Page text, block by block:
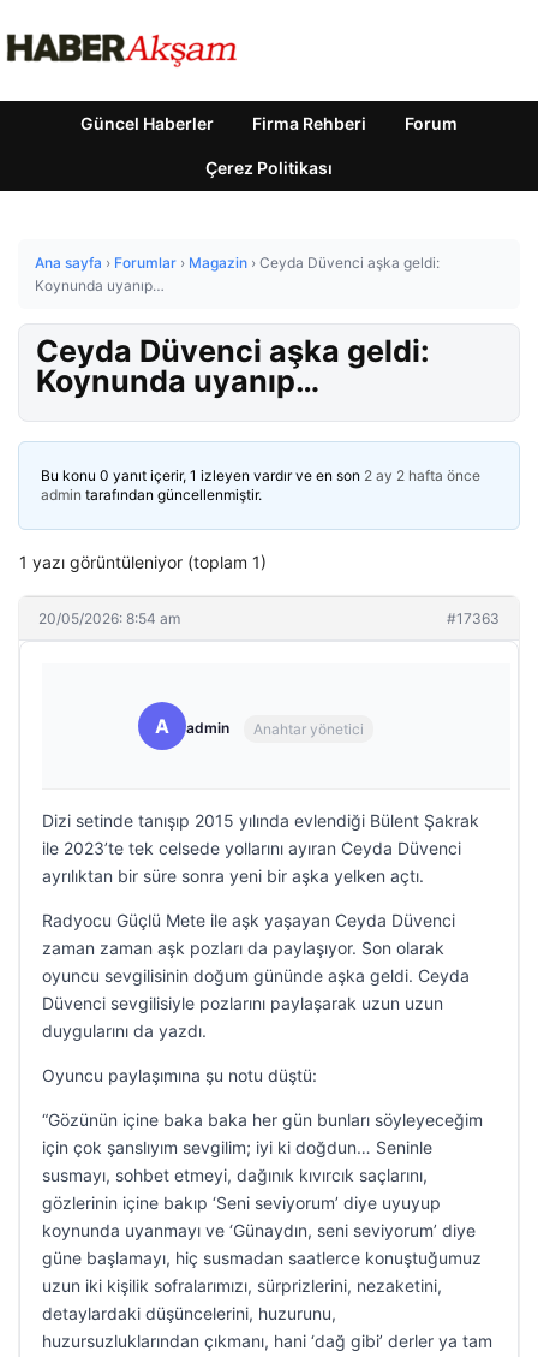
Güncel Haberler Firma Rehberi Forum
Çerez Politikası
Ana sayfa › Forumlar › Magazin › Ceyda Düvenci aşka geldi:
Koynunda uyanıp…
Ceyda Düvenci aşka geldi:
Koynunda uyanıp…
Bu konu 0 yanıt içerir, 1 izleyen vardır ve en son 2 ay 2 hafta önce
admin tarafından güncellenmiştir.
1 yazı görüntüleniyor (toplam 1)
20/05/2026: 8:54 am #17363
A admin Anahtar yönetici
Dizi setinde tanışıp 2015 yılında evlendiği Bülent Şakrak
ile 2023’te tek celsede yollarını ayıran Ceyda Düvenci
ayrılıktan bir süre sonra yeni bir aşka yelken açtı.
Radyocu Güçlü Mete ile aşk yaşayan Ceyda Düvenci
zaman zaman aşk pozları da paylaşıyor. Son olarak
oyuncu sevgilisinin doğum gününde aşka geldi. Ceyda
Düvenci sevgilisiyle pozlarını paylaşarak uzun uzun
duygularını da yazdı.
Oyuncu paylaşımına şu notu düştü:
“Gözünün içine baka baka her gün bunları söyleyeceğim
için çok şanslıyım sevgilim; iyi ki doğdun… Seninle
susmayı, sohbet etmeyi, dağınık kıvırcık saçlarını,
gözlerinin içine bakıp ‘Seni seviyorum’ diye uyuyup
koynunda uyanmayı ve ‘Günaydın, seni seviyorum’ diye
güne başlamayı, hiç susmadan saatlerce konuştuğumuz
uzun iki kişilik sofralarımızı, sürprizlerini, nezaketini,
detaylardaki düşüncelerini, huzurunu,
huzursuzluklarından çıkmanı, hani ‘dağ gibi’ derler ya tam